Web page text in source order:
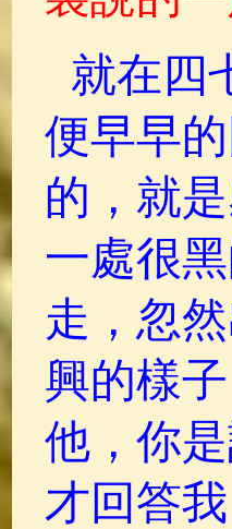
就在四
便早早
的，就
一處很
走，忽
興的樣
他，你
才回答